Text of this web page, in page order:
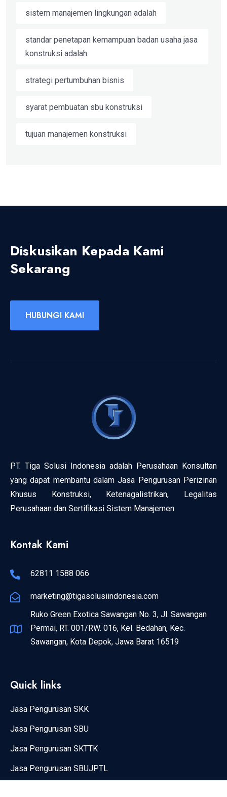
sistem manajemen lingkungan adalah
standar penetapan kemampuan badan usaha jasa
konstruksi adalah
strategi pertumbuhan bisnis
syarat pembuatan sbu konstruksi
tujuan manajemen konstruksi
Diskusikan Kepada Kami
Sekarang
HUBUNGI KAMI
PT. Tiga Solusi Indonesia adalah Perusahaan Konsultan
yang dapat membantu dalam Jasa Pengurusan Perizinan
Khusus Konstruksi, Ketenagalistrikan, Legalitas
Perusahaan dan Sertifikasi Sistem Manajemen
Kontak Kami
62811 1588 066
marketing@tigasolusiindonesia.com
Ruko Green Exotica Sawangan No. 3, Jl. Sawangan
Permai, RT. 001/RW. 016, Kel. Bedahan, Kec.
Sawangan, Kota Depok, Jawa Barat 16519
Quick links
Jasa Pengurusan SKK
Jasa Pengurusan SBU
Jasa Pengurusan SKTTK
Jasa Pengurusan SBUJPTL